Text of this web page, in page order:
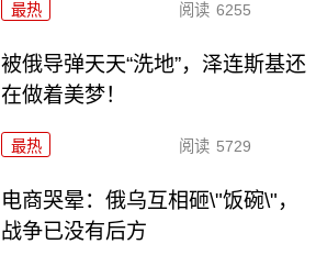
最热 阅读 6255
被俄导弹天天“洗地”，泽连斯基还
在做着美梦！
最热 阅读 5729
电商哭晕：俄乌互相砸\"饭碗\"，
战争已没有后方